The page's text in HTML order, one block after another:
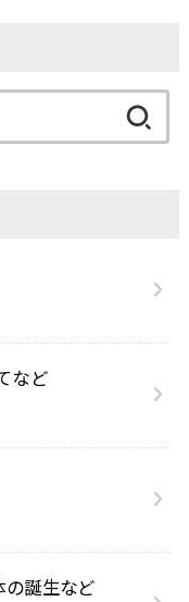
など
誕生など